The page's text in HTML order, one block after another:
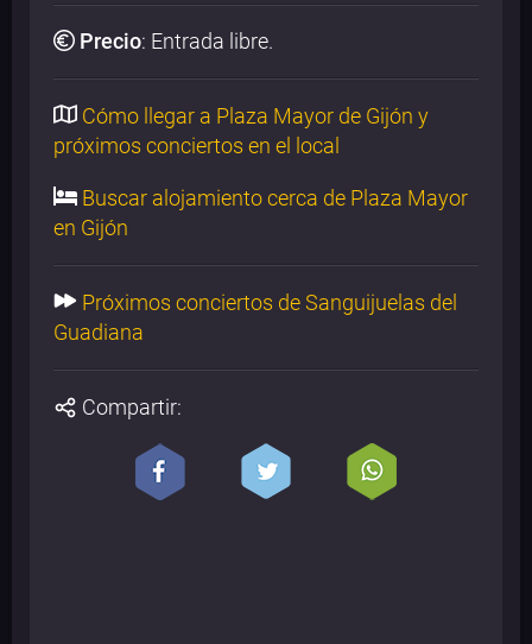
Precio: Entrada libre.
Cómo llegar a Plaza Mayor de Gijón y
próximos conciertos en el local
Buscar alojamiento cerca de Plaza Mayor
en Gijón
Próximos conciertos de Sanguijuelas del
Guadiana
Compartir: